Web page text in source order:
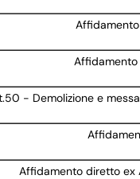
- Demolizione e
Affidamento diretto ex